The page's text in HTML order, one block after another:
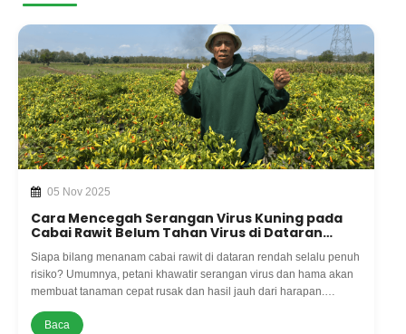
05 Nov 2025
Cara Mencegah Serangan Virus Kuning pada
Cabai Rawit Belum Tahan Virus di Dataran
Siapa bilang menanam cabai rawit di dataran rendah selalu penuh
risiko? Umumnya, petani khawatir serangan virus dan hama akan
membuat tanaman cepat rusak dan hasil jauh dari harapan.
Namun, pengalaman Mbah Wiyan dari Kecamatan Margasari,
Kabupaten Tegal,
Baca